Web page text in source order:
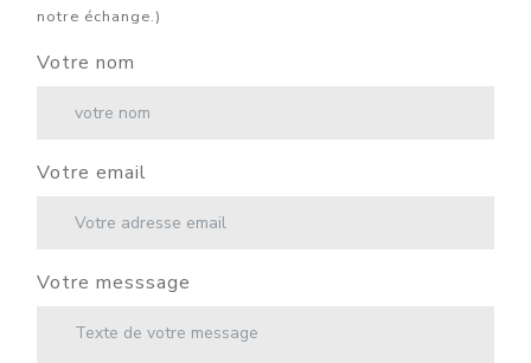
notre échange.)
Votre nom
Votre email
Votre messsage